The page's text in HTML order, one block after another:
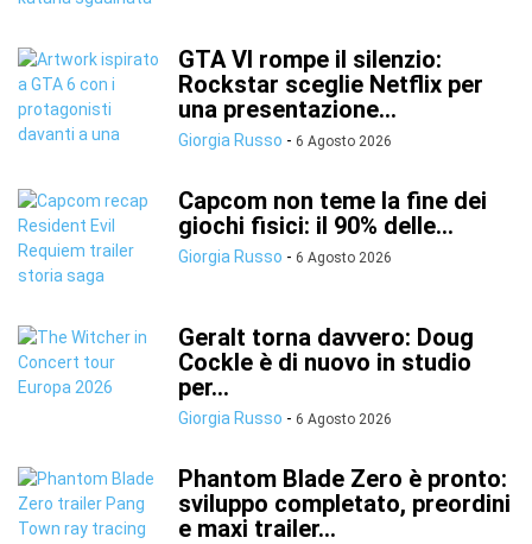
GTA VI rompe il silenzio:
Rockstar sceglie Netflix per
una presentazione...
Giorgia Russo - 6 Agosto 2026
Capcom non teme la fine dei
giochi fisici: il 90% delle...
Giorgia Russo - 6 Agosto 2026
Geralt torna davvero: Doug
Cockle è di nuovo in studio
per...
Giorgia Russo - 6 Agosto 2026
Phantom Blade Zero è pronto:
sviluppo completato, preordini
e maxi trailer...